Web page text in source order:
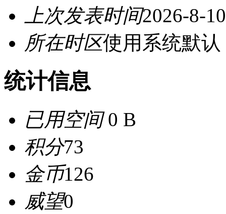
上次发表时间2026-8-
所在时区使用系统默认
统计信息
已用空间0 B
积分73
金币126
威望0